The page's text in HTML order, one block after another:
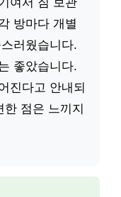
방마다 개별
러웠습니다.
좋았습니다.
진다고 안내되
점은 느끼지